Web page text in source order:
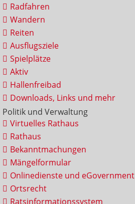
Radfahren
Wandern
Reiten
Ausflugsziele
Spielplätze
Aktiv
Hallenfreibad
Downloads, Links und mehr
Politik und Verwaltung
Virtuelles Rathaus
Rathaus
Bekanntmachungen
Mängelformular
Onlinedienste und eGovernment
Ortsrecht
Ratsinformationssystem